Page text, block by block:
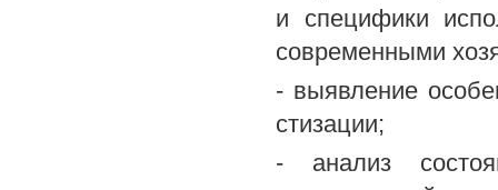
и специфики
современными
- выявление
стизации;
- анализ